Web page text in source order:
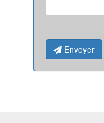
Envoyer